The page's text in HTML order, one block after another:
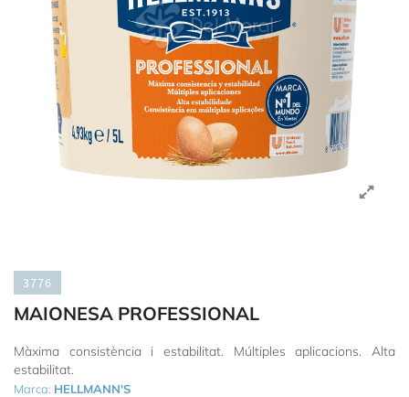
3776
MAIONESA PROFESSIONAL
Màxima consistència i estabilitat. Múltiples aplicacions. Alta
estabilitat.
Marca: HELLMANN'S